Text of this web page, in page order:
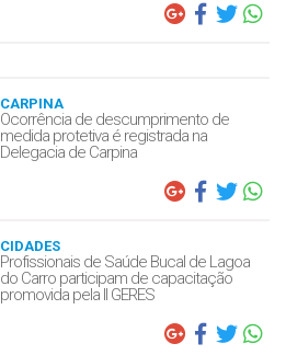
CARPINA
Ocorrência de descumprimento de
medida protetiva é registrada na
Delegacia de Carpina
CIDADES
Profissionais de Saúde Bucal de Lagoa
do Carro participam de capacitação
promovida pela II GERES